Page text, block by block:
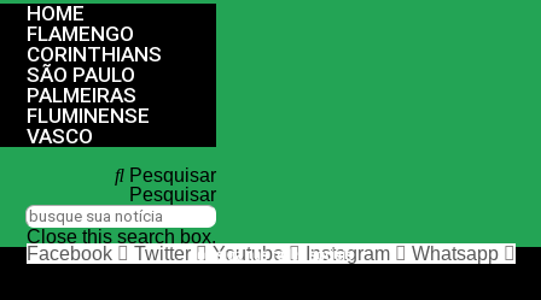
HOME
FLAMENGO
CORINTHIANS
SÃO PAULO
PALMEIRAS
FLUMINENSE
VASCO
Pesquisar
Pesquisar
Close this search box.
nos siga nas redes sociais
Facebook Twitter Youtube Instagram Whatsapp